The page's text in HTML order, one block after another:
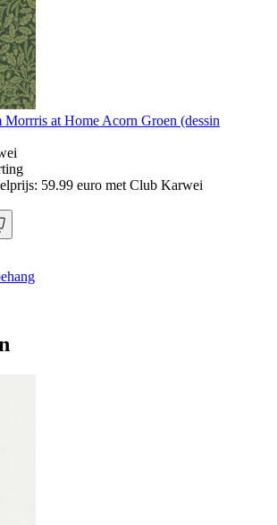
at Home Acorn Groen (dessin
59.99 euro met Club Karwei